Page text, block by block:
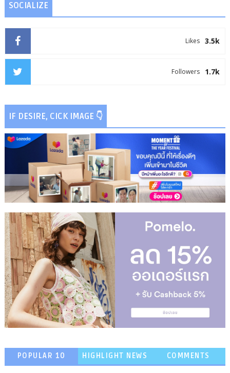
SOCIALIZE
3.5k
Likes
1.7k
Followers
IF DESIRE, CICK IMAGE 👇
POPULAR 10 HIGHLIGHT NEWS COMMENTS